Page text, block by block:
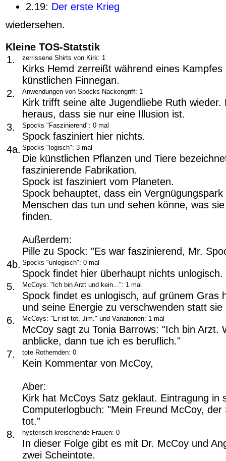
2.19: Der erste Krieg
wiedersehen.
Kleine TOS-Statstik
1.
zerrissene Shirts von Kirk: 1
Kirks Hemd zerreißt während eines Kampfes
künstlichen Finnegan.
2.
Anwendungen von Spocks Nackengriff: 1
Kirk trifft seine alte Jugendliebe Ruth wieder.
heraus, dass sie nur eine Illusion ist.
3.
Spocks "Faszinierend": 0 mal
Spock fasziniert hier nichts.
4a. Spocks "logisch": 3 mal
Die künstlichen Pflanzen und Tiere
faszinierende Fabrikation.
Spock ist fasziniert vom Planeten.
Spock behauptet, dass ein
Menschen das tun und sehen könne, was
finden.
Außerdem:
Pille zu Spock: "Es war faszinierend, Mr.
4b. Spocks "unlogisch": 0 mal
Spock findet hier überhaupt nichts unlogisch.
5.
McCoys: "Ich bin Arzt und kein...": 1 mal
Spock findet es unlogisch, auf grünem Gras
und seine Energie zu verschwenden statt sie
6.
McCoys: "Er ist tot, Jim." und Variationen: 1 mal
McCoy sagt zu Tonia Barrows: "Ich bin Arzt.
anblicke, dann tue ich es beruflich."
7.
tote Rothemden: 0
Kein Kommentar von McCoy,
Aber:
Kirk hat McCoys Satz geklaut. Eintragung in
Computerlogbuch: "Mein Freund McCoy,
tot."
8.
hysterisch kreischende Frauen: 0
In dieser Folge gibt es mit Dr. McCoy und
zwei Scheintote.